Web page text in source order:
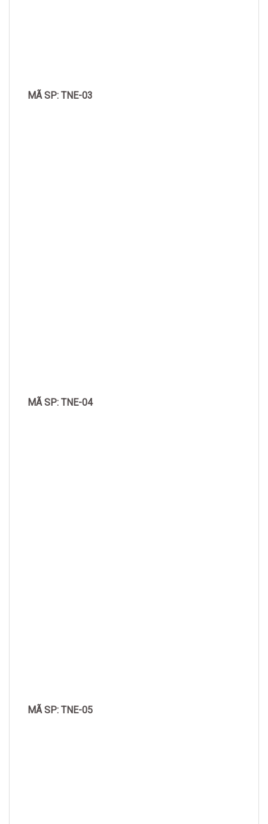
MÃ SP: TNE-03
MÃ SP: TNE-04
MÃ SP: TNE-05